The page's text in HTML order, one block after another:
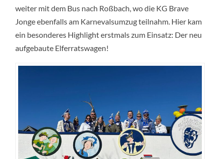
weiter mit dem Bus nach Roßbach, wo die KG Brave
Jonge ebenfalls am Karnevalsumzug teilnahm. Hier kam
ein besonderes Highlight erstmals zum Einsatz: Der neu
aufgebaute Elferratswagen!